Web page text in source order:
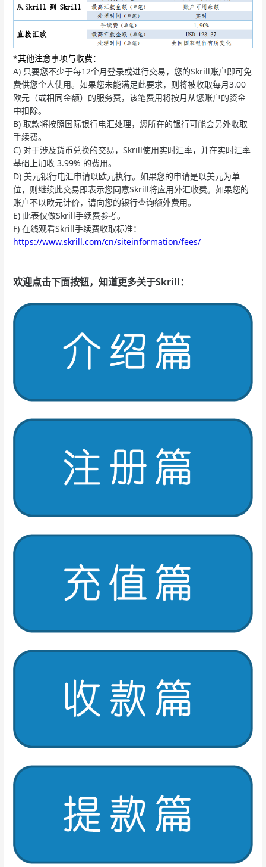
*其他注意事项与收费：
A) 只要您不少于每12个月登录或进行交易，您的Skrill账户即可免
费供您个人使用。如果您未能满足此要求，则将被收取每月3.00
欧元（或相同金额）的服务费，该笔费用将按月从您账户的资金
中扣除。
B) 取款将按照国际银行电汇处理，您所在的银行可能会另外收取
手续费。
C) 对于涉及货币兑换的交易，Skrill使用实时汇率，并在实时汇率
基础上加收 3.99% 的费用。
D) 美元银行电汇申请以欧元执行。如果您的申请是以美元为单
位，则继续此交易即表示您同意Skrill将应用外汇收费。如果您的
账户不以欧元计价，请向您的银行查询额外费用。
E) 此表仅做Skrill手续费参考。
F) 在线观看Skrill手续费收取标准：
https://www.skrill.com/cn/siteinformation/fees/
欢迎点击下面按钮，知道更多关于Skrill：